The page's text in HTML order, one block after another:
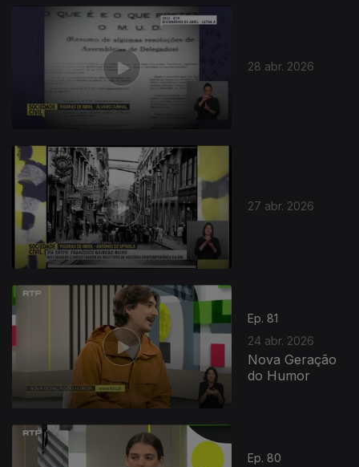
28 abr. 2026
27 abr. 2026
Ep. 81
24 abr. 2026
Nova Geração
do Humor
Ep. 80
923969